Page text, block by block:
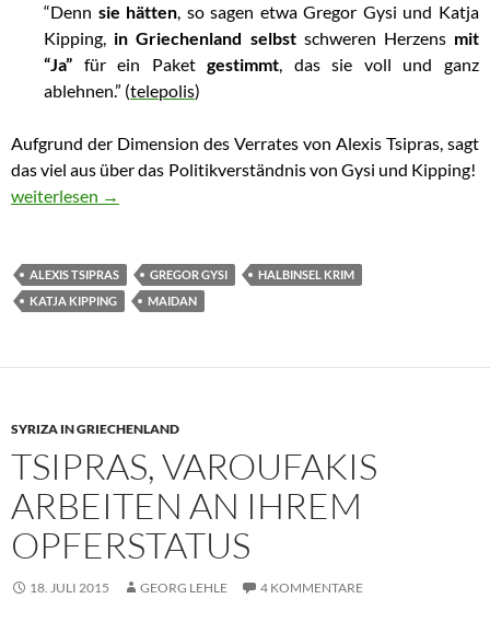
“Denn sie hätten, so sagen etwa Gregor Gysi und Katja
Kipping, in Griechenland selbstschweren Herzens mit
“Ja” für ein Paketgestimmt, das sie voll und ganz
ablehnen.” (telepolis)
Aufgrund der Dimension des Verrates von Alexis Tsipras, sagt
dasviel aus über das Politikverständnis von Gysi und Kipping!
Gregor Gysi, Katja Kipping würden wie Tsipras zu Verrätern
weiterlesen →
ALEXIS TSIPRAS GREGOR GYSI
HALBINSEL KRIM
KATJA KIPPING
MAIDAN
SYRIZA IN GRIECHENLAND
TSIPRAS, VAROUFAKIS
ARBEITEN AN IHREM
OPFERSTATUS
18. JULI 2015 GEORG LEHLE 4 KOMMENTARE